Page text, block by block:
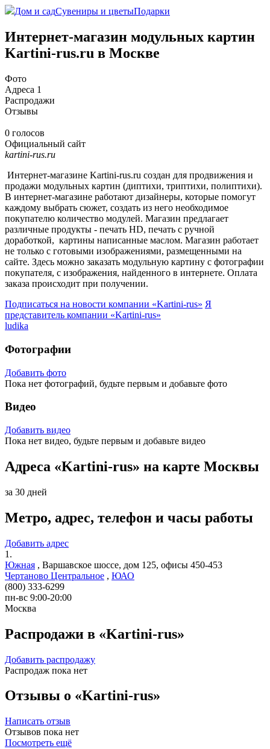
Дом и садСувениры и цветыПодарки
Интернет-магазин модульных картин
Kartini-rus.ru в Москве
Фото
Адреса 1
Распродажи
Отзывы
0 голосов
Официальный сайт
kartini-rus.ru
Интернет-магазине Kartini-rus.ru создан для продвижения и
продажи модульных картин (диптихи, триптихи, полиптихи).
В интернет-магазине работают дизайнеры, которые помогут
каждому выбрать сюжет, создать из него необходимое
покупателю количество модулей. Магазин предлагает
различные продукты - печать HD, печать с ручной
доработкой, картины написанные маслом. Магазин работает
не только с готовыми изображениями, размещенными на
сайте. Здесь можно заказать модульную картину с фотографии
покупателя, с изображения, найденного в интернете. Оплата
заказа происходит при получении.
Подписаться на новости компании «Kartini-rus» Я
представитель компании «Kartini-rus»
ludika
Фотографии
Добавить фото
Пока нет фотографий, будьте первым и добавьте фото
Видео
Добавить видео
Пока нет видео, будьте первым и добавьте видео
Адреса «Kartini-rus» на карте Москвы
за 30 дней
Метро, адрес, телефон и часы работы
Добавить адрес
1.
Южная , Варшавское шоссе, дом 125, офисы 450-453
Чертаново Центральное , ЮАО
(800) 333-6299
пн-вс 9:00-20:00
Москва
Распродажи в «Kartini-rus»
Добавить распродажу
Распродаж пока нет
Отзывы о «Kartini-rus»
Написать отзыв
Отзывов пока нет
Посмотреть ещё